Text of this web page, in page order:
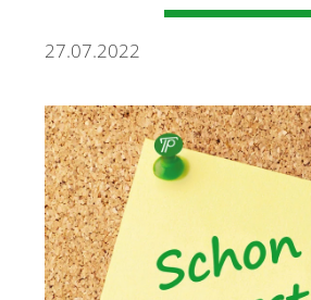
Kontakt
Merkzettel
27.07.2022